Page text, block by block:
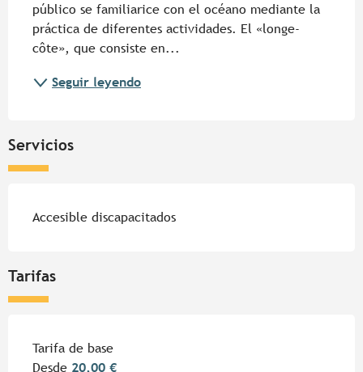
público se familiarice con el océano mediante la
práctica de diferentes actividades. El «longe-
côte», que consiste en...
Seguir leyendo
Servicios
Accesible discapacitados
Tarifas
Tarifas 2026
Tarifa de base
Desde 20,00 €